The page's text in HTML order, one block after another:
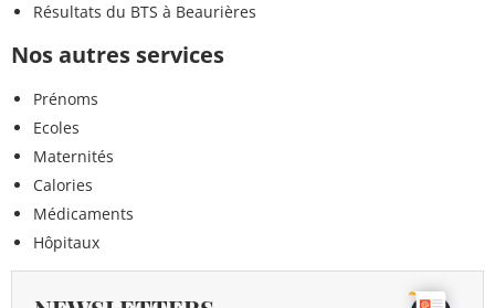
Résultats du BTS à Beaurières
Nos autres services
Prénoms
Ecoles
Maternités
Calories
Médicaments
Hôpitaux